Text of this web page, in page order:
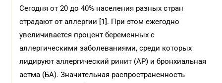
Сегодня от 20 до 40% населения разных стран
страдают от аллергии [1]. При этом ежегодно
увеличивается процент беременных с
аллергическими заболеваниями, среди которых
лидируют аллергический ринит (АР) и бронхиальная
астма (БА). Значительная распространенность